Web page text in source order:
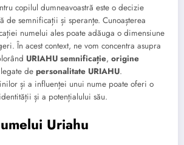
copilul dumneavoastră este o decizie
de semnificații și speranțe. Cunoașterea
numelui ales poate adăuga o dimensiune
În acest context, ne vom concentra asupra
URIAHU semnificație, origine
de personalitate URIAHU.
și a influenței unui nume poate oferi o
și a potențialului său.
Uriahu